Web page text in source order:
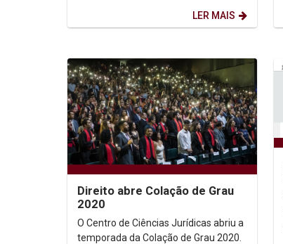
LER MAIS
Direito abre Colação de Grau
2020
O Centro de Ciências Jurídicas abriu a
temporada da Colação de Grau 2020.